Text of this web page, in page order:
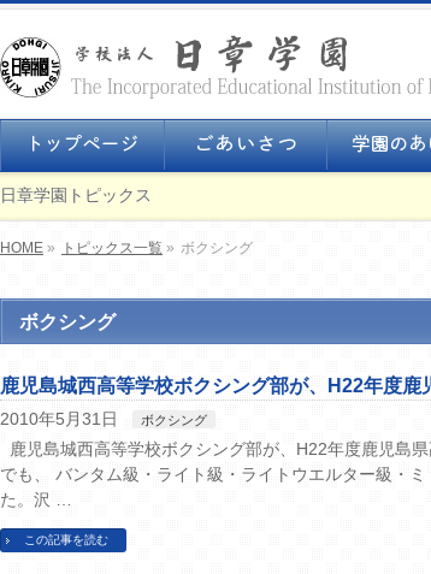
日章学園トピックス
HOME » トピックス一覧 » ボクシング
ボクシング
鹿児島城西高等学校ボクシング部が、H22年度
2010年5月31日 ボクシング
鹿児島城西高等学校ボクシング部が、H22年度鹿児島
でも、 バンタム級・ライト級・ライトウエルター級・
た。沢 …
この記事を読む